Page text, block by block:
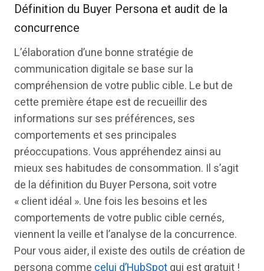
Définition du Buyer Persona et audit de la
concurrence
L’élaboration d’une bonne stratégie de
communication digitale se base sur la
compréhension de votre public cible. Le but de
cette première étape est de recueillir des
informations sur ses préférences, ses
comportements et ses principales
préoccupations. Vous appréhendez ainsi au
mieux ses habitudes de consommation. Il s’agit
de la définition du Buyer Persona, soit votre
« client idéal ». Une fois les besoins et les
comportements de votre public cible cernés,
viennent la veille et l’analyse de la concurrence.
Pour vous aider, il existe des outils de création de
persona comme celui d’HubSpotqui est gratuit !